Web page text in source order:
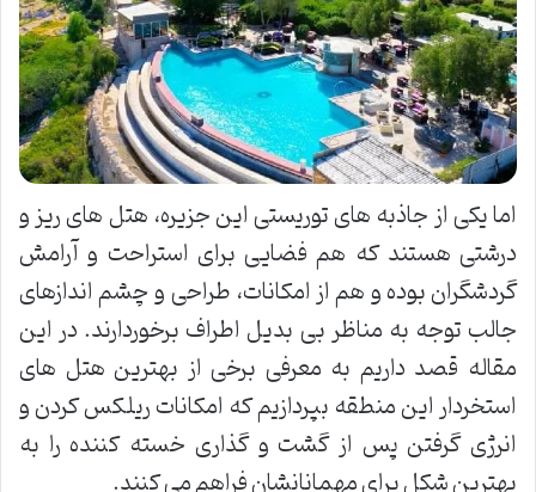
اما یکی از جاذبه های توریستی این جزیره، هتل های ریز و
درشتی هستند که هم فضایی برای استراحت و آرامش
گردشگران بوده و هم از امکانات، طراحی و چشم اندازهای
جالب توجه به مناظر بی بدیل اطراف برخوردارند. در این
مقاله قصد داریم به معرفی برخی از بهترین هتل های
استخردار این منطقه بپردازیم که امکانات ریلکس کردن و
انرژی گرفتن پس از گشت و گذاری خسته کننده را به